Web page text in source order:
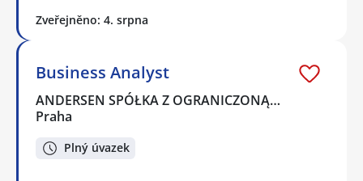
Zveřejněno: 4. srpna
Business Analyst
ANDERSEN SPÓŁKA Z OGRANICZONĄ…
Praha
Plný úvazek